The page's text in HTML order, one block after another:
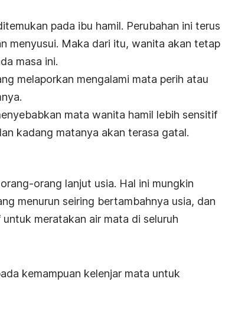
pada ibu hamil. Perubahan ini terus
menyusui. Maka dari itu, wanita akan tetap
masa ini.
melaporkan mengalami mata perih atau
mata wanita hamil lebih sensitif
kadang matanya akan terasa gatal.
orang lanjut usia. Hal ini mungkin
menurun seiring bertambahnya usia, dan
meratakan air mata di seluruh
kemampuan kelenjar mata untuk